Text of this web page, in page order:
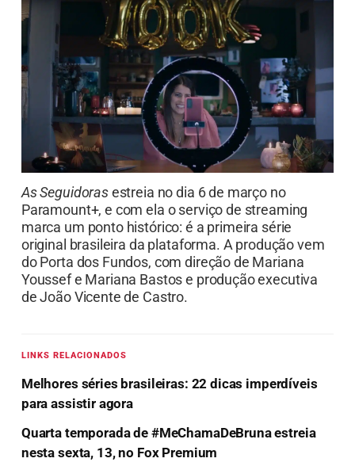
As Seguidorasestreia no dia 6 de março no
Paramount+, e com ela o serviço de streaming
marca um ponto histórico: é a primeira série
original brasileira da plataforma. A produção vem
do Porta dos Fundos, com direção de Mariana
Youssef e Mariana Bastos e produção executiva
de João Vicente de Castro.
LINKS RELACIONADOS
Melhores séries brasileiras: 22 dicas imperdíveis
para assistir agora
Quarta temporada de #MeChamaDeBruna estreia
nesta sexta, 13, no Fox Premium